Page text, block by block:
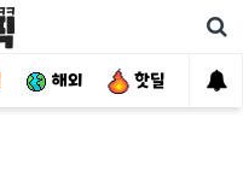
해외 핫딜 자